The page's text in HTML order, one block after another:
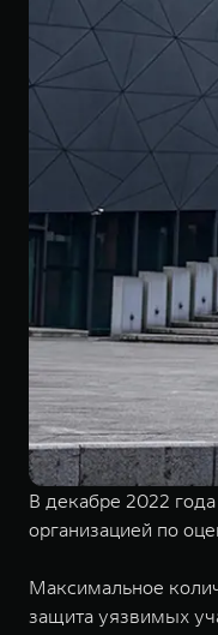
В декабре 2022
организацией по
Максимальное
защита уязвимых